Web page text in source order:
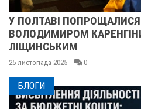
У ПОЛТАВІ ПОПРОЩАЛИСЯ
ВОЛОДИМИРОМ
ЛІЩИНСЬКИМ
25 листопада 2025 0
БЛОГИ